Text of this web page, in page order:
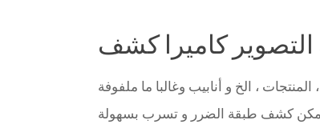
التصوير كاميرا كشف
، الخ و أنابيب وغالبا ما ملفوفة